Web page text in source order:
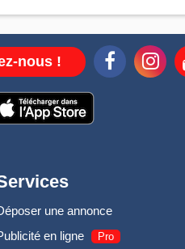
nous !
une annonce
en ligne
Pro